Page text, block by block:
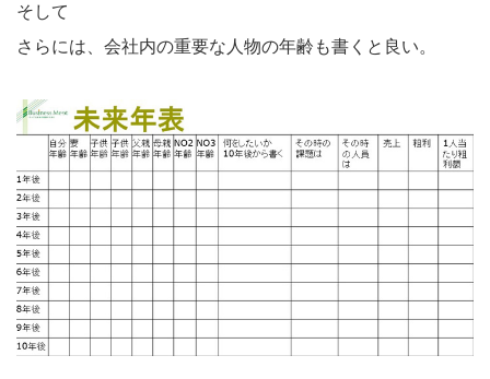
そして
さらには、会社内の重要な人物の年齢も書くと良い。